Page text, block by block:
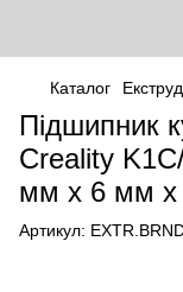
Каталог
Підшипник
Creality
мм х 6 мм х
Артикул: